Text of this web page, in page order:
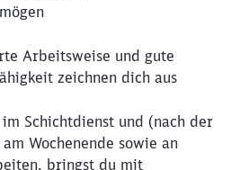
Arbeitsweise und gute
zeichnen dich aus
Schichtdienst und (nach der
Wochenende sowie an
bringst du mit